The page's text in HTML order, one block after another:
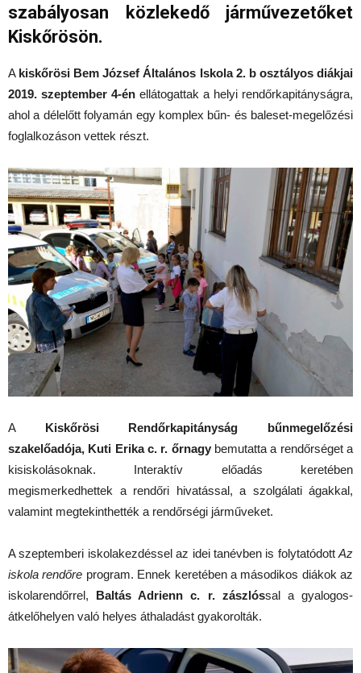
szabályosan közlekedő járművezetőket
Kiskőrösön.
A kiskőrösi Bem József Általános Iskola 2. b osztályos diákjai
2019. szeptember 4-én ellátogattak a helyi rendőrkapitányságra,
ahol a délelőtt folyamán egy komplex bűn- és baleset-megelőzési
foglalkozáson vettek részt.
A Kiskőrösi Rendőrkapitányság bűnmegelőzési
szakelőadója, Kuti Erika c. r. őrnagybemutatta a rendőrséget a
kisiskolásoknak. Interaktív előadás keretében
megismerkedhettek a rendőri hivatással, a szolgálati ágakkal,
valamint megtekinthették a rendőrségi járműveket.
A szeptemberi iskolakezdéssel az idei tanévben is folytatódott Az
iskola rendőre program. Ennek keretében a másodikos diákok az
iskolarendőrrel, Baltás Adrienn c. r. zászlóssal a gyalogos-
átkelőhelyen való helyes áthaladást gyakorolták.